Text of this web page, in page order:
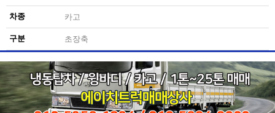
차종 카고
구분 초장축